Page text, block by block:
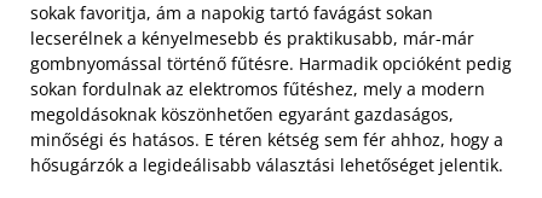
sokak favoritja, ám a napokig tartó favágást sokan
lecserélnek a kényelmesebb és praktikusabb, már-már
gombnyomással történő fűtésre. Harmadik opcióként pedig
sokan fordulnak az elektromos fűtéshez, mely a modern
megoldásoknak köszönhetően egyaránt gazdaságos,
minőségi és hatásos. E téren kétség sem fér ahhoz, hogy a
hősugárzók a legideálisabb választási lehetőséget jelentik.